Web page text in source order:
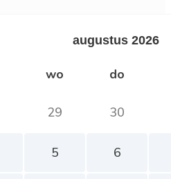
augustus 2026
wo do
29 30
5 6